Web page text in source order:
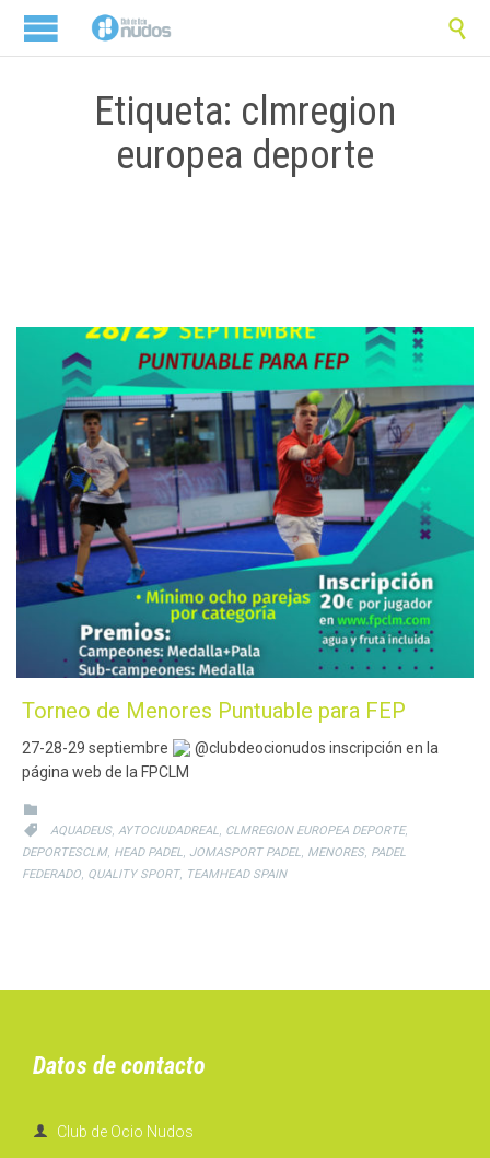

Etiqueta: clmregion
europea deporte
Torneo de Menores Puntuable para FEP
27-28-29 septiembre
@clubdeocionudos inscripción en la
página web de la FPCLM

 CATEGORY
AQUADEUS, AYTOCIUDADREAL CLMREGION EUROPEA DEPORTE,
DEPORTESCLM, HEAD PADEL JOMASPORT PADEL MENORES, PADEL
FEDERADO QUALITY SPORT, TEAMHEAD SPAIN
Datos de contacto
 Club de Ocio Nudos